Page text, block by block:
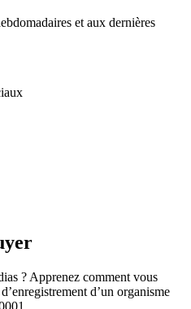
et aux dernières
? Apprenez comment vous
d’un organisme